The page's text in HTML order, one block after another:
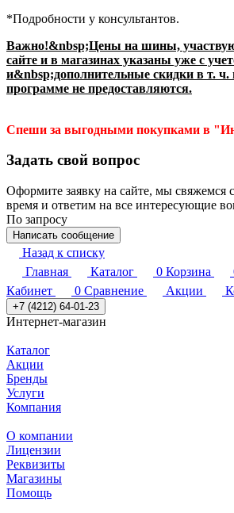
*Подробности у консультантов.
Важно!&nbsp;Цены на шины,
сайте и в магазинах указаны уже с
и&nbsp;дополнительные скидки в т. ч.
программе не предоставляются.
Спеши за выгодными покупками в
Задать свой вопрос
Оформите заявку на сайте, мы свяжемся
время и ответим на все интересующие
По запросу
Написать сообщение
Назад к списку
Главная
Каталог 0 Корзина
Кабинет
0 Сравнение Акции
+7 (4212) 64-01-23
Интернет-магазин
Каталог
Акции
Бренды
Услуги
Компания
О компании
Лицензии
Реквизиты
Магазины
Помощь